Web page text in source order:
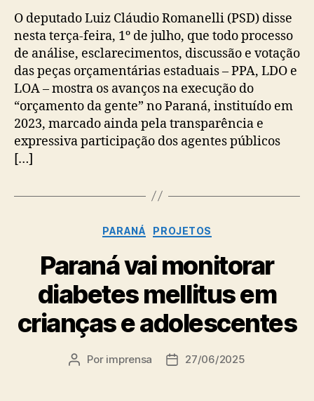
O deputado Luiz Cláudio Romanelli (PSD) disse
nesta terça-feira, 1º de julho, que todo processo
de análise, esclarecimentos, discussão e votação
das peças orçamentárias estaduais – PPA, LDO e
LOA – mostra os avanços na execução do
“orçamento da gente” no Paraná, instituído em
2023, marcado ainda pela transparência e
expressiva participação dos agentes públicos
[…]
Categorias
PARANÁ PROJETOS
Paraná vai monitorar
diabetes mellitus em
crianças e adolescentes
Autor
Por imprensa
Data27/06/2025